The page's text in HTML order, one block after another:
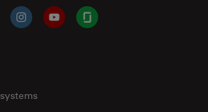
InstagramYouTubeGlassdoor